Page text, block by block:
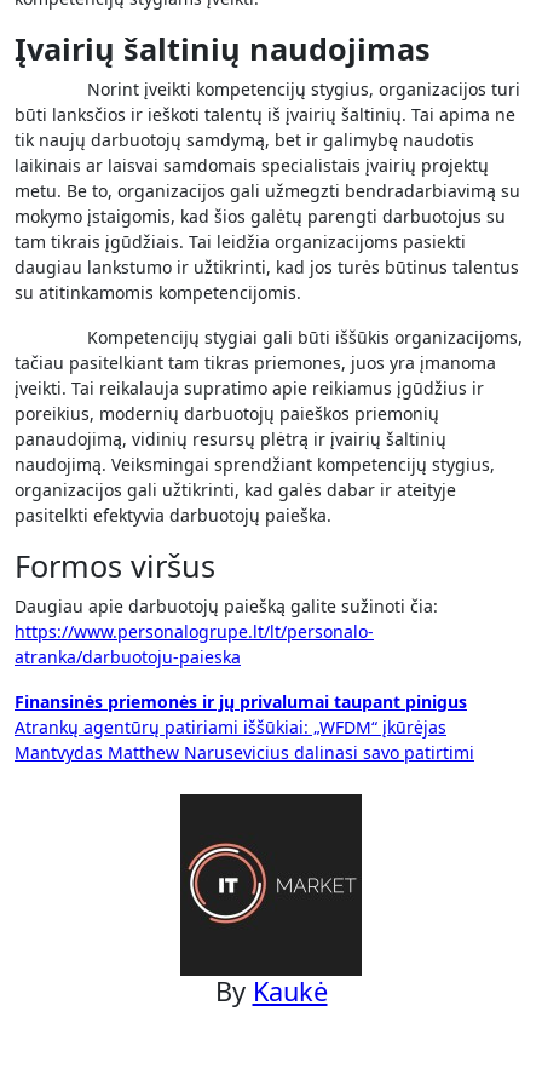
Įvairių šaltinių naudojimas
Norint įveikti kompetencijų stygius, organizacijos turi
būti lanksčios ir ieškoti talentų iš įvairių šaltinių. Tai apima ne
tik naujų darbuotojų samdymą, bet ir galimybę naudotis
laikinais ar laisvai samdomais specialistais įvairių projektų
metu. Be to, organizacijos gali užmegzti bendradarbiavimą su
mokymo įstaigomis, kad šios galėtų parengti darbuotojus su
tam tikrais įgūdžiais. Tai leidžia organizacijoms pasiekti
daugiau lankstumo ir užtikrinti, kad jos turės būtinus talentus
su atitinkamomis kompetencijomis.
Kompetencijų stygiai gali būti iššūkis organizacijoms,
tačiau pasitelkiant tam tikras priemones, juos yra įmanoma
įveikti. Tai reikalauja supratimo apie reikiamus įgūdžius ir
poreikius, modernių darbuotojų paieškos priemonių
panaudojimą, vidinių resursų plėtrą ir įvairių šaltinių
naudojimą. Veiksmingai sprendžiant kompetencijų stygius,
organizacijos gali užtikrinti, kad galės dabar ir ateityje
pasitelkti efektyvia darbuotojų paieška.
Formos viršus
Daugiau apie darbuotojų paiešką galite sužinoti čia:
https://www.personalogrupe.lt/lt/personalo-
atranka/darbuotoju-paieska
Navigacija
tarp
Finansinės priemonės ir jų privalumai taupant pinigus
Atrankų agentūrų patiriami iššūkiai: „WFDM“ įkūrėjas
Mantvydas Matthew Narusevicius dalinasi savo patirtimi
By Kaukė